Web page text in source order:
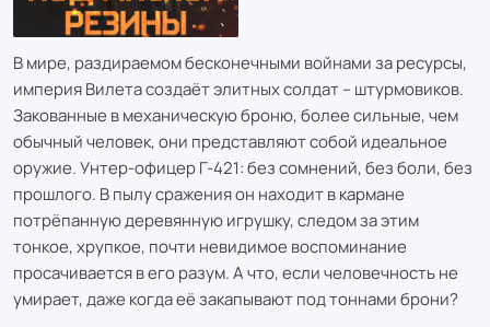
В мире, раздираемом бесконечными войнами за ресурсы,
империя Вилета создаёт элитных солдат – штурмовиков.
Закованные в механическую броню, более сильные, чем
обычный человек, они представляют собой идеальное
оружие. Унтер-офицер Г-421: без сомнений, без боли, без
прошлого. В пылу сражения он находит в кармане
потрёпанную деревянную игрушку, следом за этим
тонкое, хрупкое, почти невидимое воспоминание
просачивается в его разум. А что, если человечность не
умирает, даже когда её закапывают под тоннами брони?